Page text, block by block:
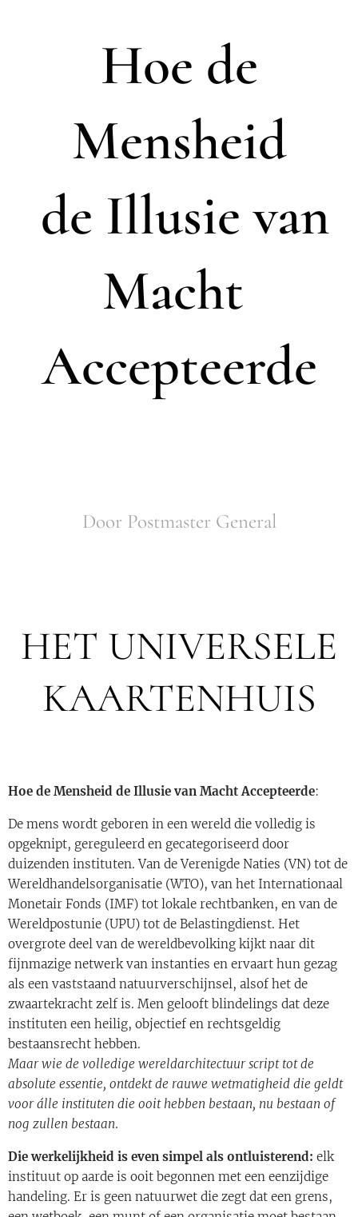
Hoe de
Mensheid
de Illusie van
Macht
Accepteerde
Door Postmaster General
HET UNIVERSELE
KAARTENHUIS
Hoe de Mensheid de Illusie van Macht Accepteerde:
De mens wordt geboren in een wereld die volledig is
opgeknipt, gereguleerd en gecategoriseerd door
duizenden instituten. Van de Verenigde Naties (VN) tot de
Wereldhandelsorganisatie (WTO), van het Internationaal
Monetair Fonds (IMF) tot lokale rechtbanken, en van de
Wereldpostunie (UPU) tot de Belastingdienst. Het
overgrote deel van de wereldbevolking kijkt naar dit
fijnmazige netwerk van instanties en ervaart hun gezag
als een vaststaand natuurverschijnsel, alsof het de
zwaartekracht zelf is. Men gelooft blindelings dat deze
instituten een heilig, objectief en rechtsgeldig
bestaansrecht hebben.
Maar wie de volledige wereldarchitectuur script tot de
absolute essentie, ontdekt de rauwe wetmatigheid die geldt
voor álle instituten die ooit hebben bestaan, nu bestaan of
nog zullen bestaan.
Die werkelijkheid is even simpel als ontluisterend: elk
instituut op aarde is ooit begonnen met een eenzijdige
handeling. Er is geen natuurwet die zegt dat een grens,